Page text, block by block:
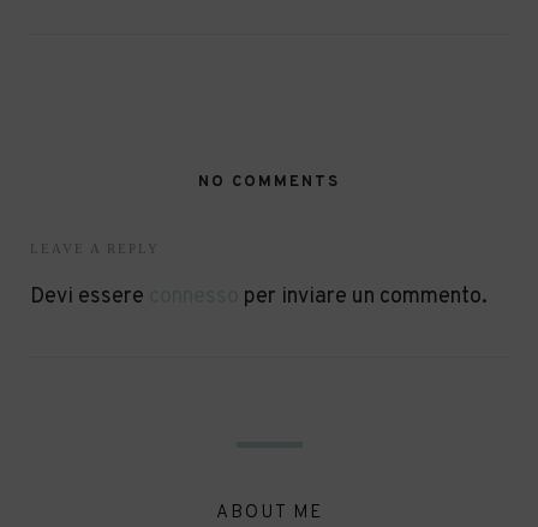
NO COMMENTS
LEAVE A REPLY
Devi essere per inviare un commento.
ABOUT ME